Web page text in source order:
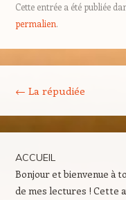
Cette entrée a été publiée
permalien.
← La répudiée
ACCUEIL
Bonjour et bienvenue à
de mes lectures ! Cette